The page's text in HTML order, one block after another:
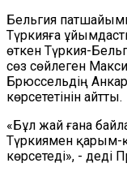
Бельгия
Түркияға
өткен Түркия-
сөз сөйлеген
Брюссельдің
көрсететінін айтты.
«Бұл жай ғана
Түркиямен қарым-
көрсетеді», - деді